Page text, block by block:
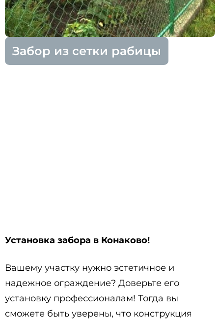
Забор из сетки рабицы
Установка забора в Конаково!
Вашему участку нужно эстетичное и
надежное ограждение? Доверьте его
установку профессионалам! Тогда вы
сможете быть уверены, что конструкция